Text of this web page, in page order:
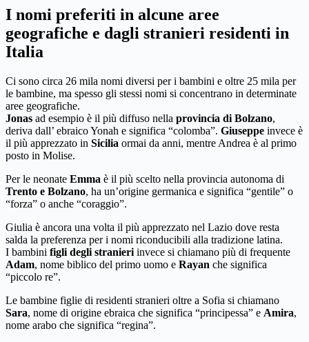
I nomi preferiti in alcune aree
geografiche e dagli stranieri residenti in
Italia
Ci sono circa 26 mila nomi diversi per i bambini e oltre 25 mila per
le bambine, ma spesso gli stessi nomi si concentrano in determinate
aree geografiche.
Jonas ad esempio è il più diffuso nella provincia di Bolzano,
deriva dall’ ebraico Yonah e significa “colomba”. Giuseppe invece è
il più apprezzato in Sicilia ormai da anni, mentre Andrea è al primo
posto in Molise.
Per le neonate Emma è il più scelto nella provincia autonoma di
Trento e Bolzano, ha un’origine germanica e significa “gentile” o
“forza” o anche “coraggio”.
Giulia è ancora una volta il più apprezzato nel Lazio dove resta
salda la preferenza per i nomi riconducibili alla tradizione latina.
I bambini figli degli stranieri invece si chiamano più di frequente
Adam, nome biblico del primo uomo e Rayan che significa
“piccolo re”.
Le bambine figlie di residenti stranieri oltre a Sofia si chiamano
Sara, nome di origine ebraica che significa “principessa” e Amira,
nome arabo che significa “regina”.